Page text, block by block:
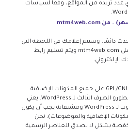
عدد تريده من المواقع، وفقًا لسياسات
دائمًا، وسيتم إعلامك في اللحظة التي
يتم فيها إصدار إصدار جديد على mtm4web.com ويتم تسليم رابط
الإلكتروني.
يفرض WordPress ترخيص GPL/GNU على جميع المكونات الإضافية
والموضوعات التي ينشئها مطورو الطرف الثالث لـ WordPress. يعني
ترخيص GPL أن كل نص مكتوب لـ WordPress ومشتقاته يجب أن يكون
الإضافية والموضوعات). نحن
بشكل لا يصدق للعناصر الرسمية